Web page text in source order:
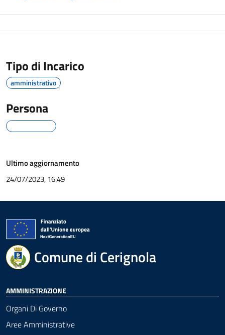
Tipo di Incarico
amministrativo
Persona
Ultimo aggiornamento
24/07/2023, 16:49
Comune di Cerignola
AMMINISTRAZIONE
Organi Di Governo
Aree Amministrative